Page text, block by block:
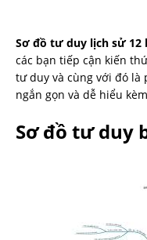
Sơ đồ tư duy lịch sử 12
các bạn tiếp cận kiến
tư duy và cùng với đó là
ngắn gọn và dễ hiểu
Sơ đồ tư duy